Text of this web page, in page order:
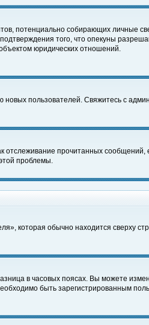
потенциально собирающих личные
того, что опекуны
юридических отношений.
новых пользователей. Свяжитесь с
отслеживание прочитанных сообщений,
проблемы.
которая обычно находится сверху
в часовых поясах. Вы можете
быть зарегистрированным